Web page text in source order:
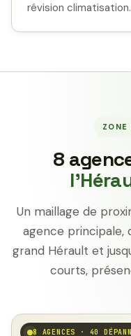
révision climatisation.
ZONE
8
Un maillage de
agence principale,
grand Hérault et
courts,
8 AGENCES · 40